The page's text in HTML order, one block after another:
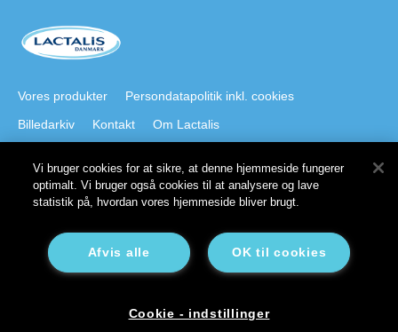
Vores produkter
Persondatapolitik inkl. cookies
Billedarkiv
Kontakt Om Lactalis
Besøg også
lactalisfoodservice.dk
Galbani.dk
president.dk
staystrong.nu
Lactalis på LinkedIn
Vi bruger cookies for at sikre, at denne hjemmeside fungerer
optimalt. Vi bruger også cookies til at analysere og lave
statistik på, hvordan vores hjemmeside bliver brugt.
OK til cookies
Afvis alle
Cookie - indstillinger